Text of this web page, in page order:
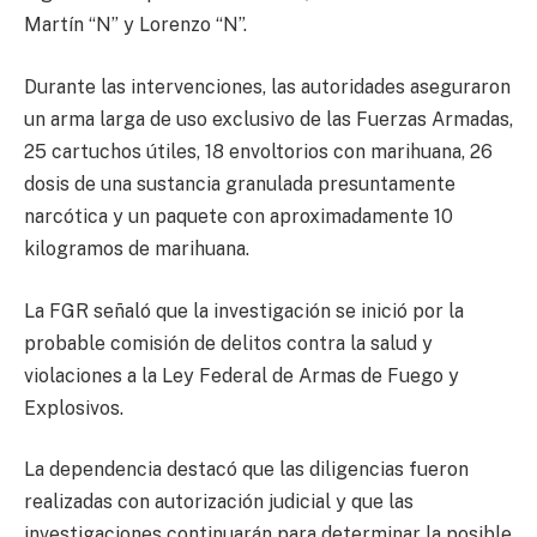
Martín “N” y Lorenzo “N”.
Durante las intervenciones, las autoridades aseguraron
un arma larga de uso exclusivo de las Fuerzas Armadas,
25 cartuchos útiles, 18 envoltorios con marihuana, 26
dosis de una sustancia granulada presuntamente
narcótica y un paquete con aproximadamente 10
kilogramos de marihuana.
La FGR señaló que la investigación se inició por la
probable comisión de delitos contra la salud y
violaciones a la Ley Federal de Armas de Fuego y
Explosivos.
La dependencia destacó que las diligencias fueron
realizadas con autorización judicial y que las